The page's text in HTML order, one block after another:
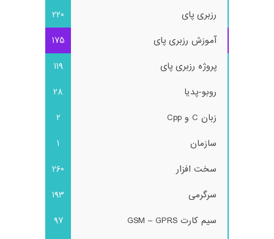
رزبری پای
220
آموزش رزبری پای
175
پروژه رزبری پای
119
روبو-پدیا
28
زبان C و Cpp
2
سازمان
1
سخت افزار
260
سرگرمی
193
سیم کارت GSM – GPRS
97